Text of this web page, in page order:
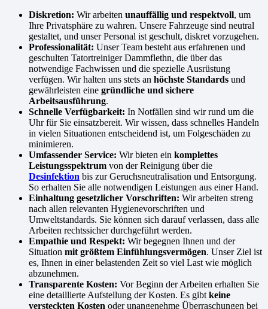
Diskretion: Wir arbeiten unauffällig und respektvoll, um
Ihre Privatsphäre zu wahren. Unsere Fahrzeuge sind neutral
gestaltet, und unser Personal ist geschult, diskret vorzugehen.
Professionalität: Unser Team besteht aus erfahrenen und
geschulten Tatortreiniger Dammflethn, die über das
notwendige Fachwissen und die spezielle Ausrüstung
verfügen. Wir halten uns stets an höchste Standards und
gewährleisten eine gründliche und sichere
Arbeitsausführung.
Schnelle Verfügbarkeit: In Notfällen sind wir rund um die
Uhr für Sie einsatzbereit. Wir wissen, dass schnelles Handeln
in vielen Situationen entscheidend ist, um Folgeschäden zu
minimieren.
Umfassender Service: Wir bieten ein komplettes
Leistungsspektrum von der Reinigung über die
Desinfektion bis zur Geruchsneutralisation und Entsorgung.
So erhalten Sie alle notwendigen Leistungen aus einer Hand.
Einhaltung gesetzlicher Vorschriften: Wir arbeiten streng
nach allen relevanten Hygienevorschriften und
Umweltstandards. Sie können sich darauf verlassen, dass alle
Arbeiten rechtssicher durchgeführt werden.
Empathie und Respekt: Wir begegnen Ihnen und der
Situation mit größtem Einfühlungsvermögen. Unser Ziel ist
es, Ihnen in einer belastenden Zeit so viel Last wie möglich
abzunehmen.
Transparente Kosten: Vor Beginn der Arbeiten erhalten Sie
eine detaillierte Aufstellung der Kosten. Es gibt keine
versteckten Kosten oder unangenehme Überraschungen bei